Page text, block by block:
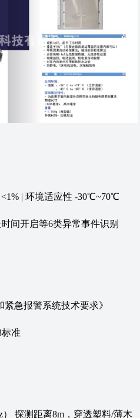
| 环境适应性 -30℃~70℃
间开启等6类异常事件识别
紧急报警系统技术要求》
标准
探测距离8m，穿透塑料/薄木